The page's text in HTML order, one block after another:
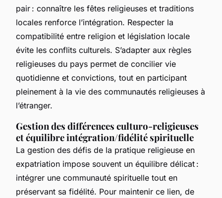
pair : connaître les fêtes religieuses et traditions
locales renforce l’intégration. Respecter la
compatibilité entre religion et législation locale
évite les conflits culturels. S’adapter aux règles
religieuses du pays permet de concilier vie
quotidienne et convictions, tout en participant
pleinement à la vie des communautés religieuses à
l’étranger.
Gestion des différences culturo-religieuses
et équilibre intégration/fidélité spirituelle
La gestion des défis de la pratique religieuse en
expatriation impose souvent un équilibre délicat :
intégrer une communauté spirituelle tout en
préservant sa fidélité. Pour maintenir ce lien, de